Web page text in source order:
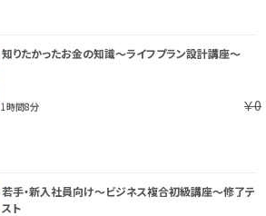
知りたかったお金の知識～ライフプラン設計講座～
1時間8分 ￥0
若手・新入社員向け～ビジネス複合初級講座～修了テ
スト